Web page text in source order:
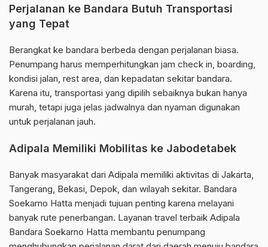
Perjalanan ke Bandara Butuh Transportasi
yang Tepat
Berangkat ke bandara berbeda dengan perjalanan biasa.
Penumpang harus memperhitungkan jam check in, boarding,
kondisi jalan, rest area, dan kepadatan sekitar bandara.
Karena itu, transportasi yang dipilih sebaiknya bukan hanya
murah, tetapi juga jelas jadwalnya dan nyaman digunakan
untuk perjalanan jauh.
Adipala Memiliki Mobilitas ke Jabodetabek
Banyak masyarakat dari Adipala memiliki aktivitas di Jakarta,
Tangerang, Bekasi, Depok, dan wilayah sekitar. Bandara
Soekarno Hatta menjadi tujuan penting karena melayani
banyak rute penerbangan. Layanan travel terbaik Adipala
Bandara Soekarno Hatta membantu penumpang